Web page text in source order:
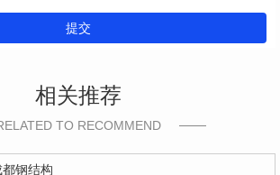
提交
相关推荐
TO RECOMMEND
都钢结构